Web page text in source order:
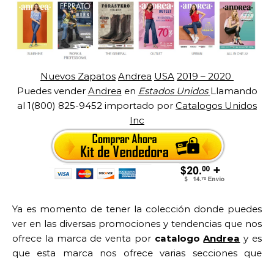
Nuevos Zapatos Andrea USA 2019 – 2020
Puedes vender Andrea en Estados Unidos Llamando
al 1(800) 825-9452 importado por Catalogos Unidos
Inc
Ya es momento de tener la colección donde puedes
ver en las diversas promociones y tendencias que nos
ofrece la marca de venta por catalogoAndrea y es
que esta marca nos ofrece varias secciones que